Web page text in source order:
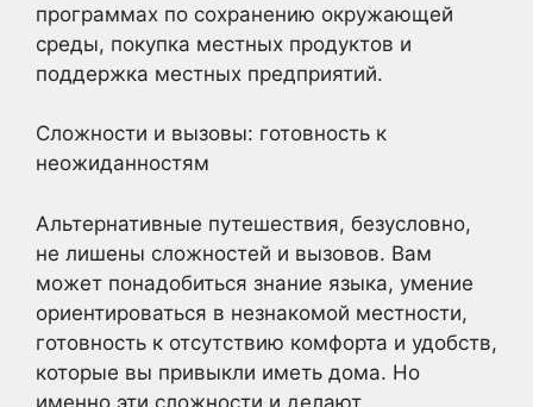
программах по сохранению окружающей
среды, покупка местных продуктов и
поддержка местных предприятий.
Сложности и вызовы: готовность к
неожиданностям
Альтернативные путешествия, безусловно,
не лишены сложностей и вызовов. Вам
может понадобиться знание языка, умение
ориентироваться в незнакомой местности,
готовность к отсутствию комфорта и удобств,
которые вы привыкли иметь дома. Но
именно эти сложности и делают